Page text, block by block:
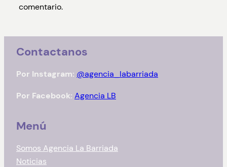
comentario.
Contactanos
Por Instagram: @agencia_labarriada
Por Facebook: Agencia LB
Menú
Somos Agencia La Barriada
Noticias